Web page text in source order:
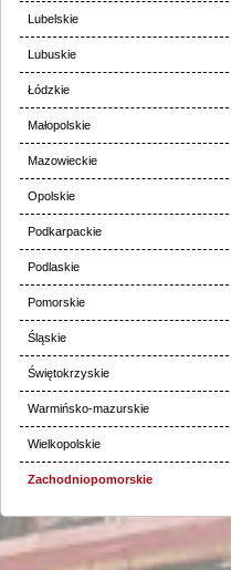
Lubelskie
Lubuskie
Łódzkie
Małopolskie
Mazowieckie
Opolskie
Podkarpackie
Podlaskie
Pomorskie
Śląskie
Świętokrzyskie
Warmińsko-mazurskie
Wielkopolskie
Zachodniopomorskie